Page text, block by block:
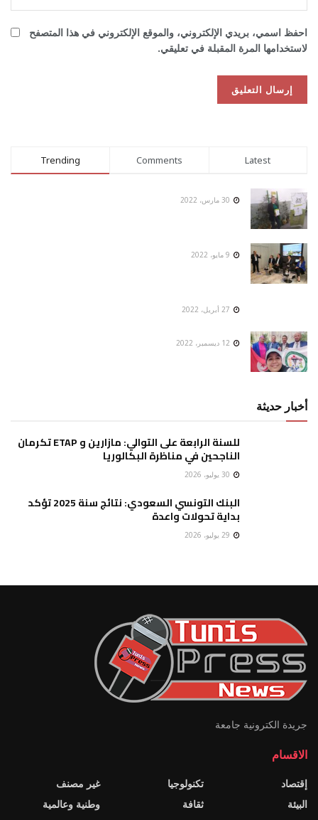
احفظ اسمي، بريدي الإلكتروني، والموقع الإلكتروني في هذا المتصفح
لاستخدامها المرة المقبلة في تعليقي.
Trending Comments Latest
أخبار حديثة
للسنة الرابعة على التوالي: مازارين و ETAP تكرمان
الناجحين في مناظرة البكالوريا
البنك التونسي السعودي: نتائج سنة 2025 تؤكد
بداية تحولات واعدة
جريدة الكترونية جامعة
الاقسام
إقتصاد
البيئة
تكنولوجيا
ثقافة
غير مصنف
وطنية وعالمية